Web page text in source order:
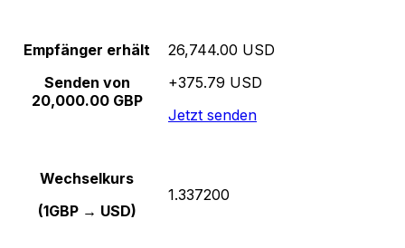
Empfänger erhält
Senden von
20,000.00 GBP
26,744.00 USD
+375.79 USD
Jetzt senden
Wechselkurs
(1GBP → USD)
1.337200